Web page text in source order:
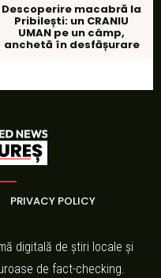
Descoperire macabră la
Pribilești: un CRANIU
UMAN pe un câmp,
anchetă în desfășurare
PRIVACY POLICY
digitală de știri locale și
de fact-checking.